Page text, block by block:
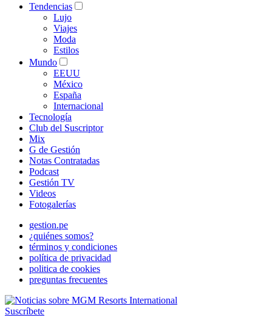
Tendencias
Lujo
Viajes
Moda
Estilos
Mundo
EEUU
México
España
Internacional
Tecnología
Club del Suscriptor
Mix
G de Gestión
Notas Contratadas
Podcast
Gestión TV
Videos
Fotogalerías
gestion.pe
¿quiénes somos?
términos y condiciones
política de privacidad
politica de cookies
preguntas frecuentes
Suscríbete